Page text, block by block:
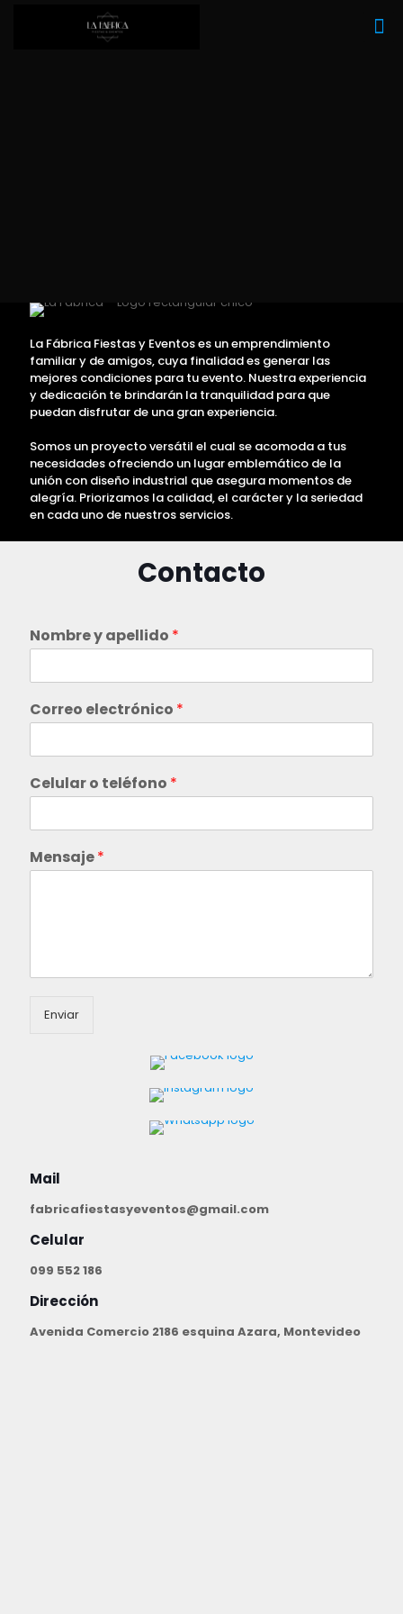
La Fábrica Fiestas y Eventos es un emprendimiento
familiar y de amigos, cuya finalidad es generar las
mejores condiciones para tu evento. Nuestra experiencia
y dedicación te brindarán la tranquilidad para que
puedan disfrutar de una gran experiencia.
Somos un proyecto versátil el cual se acomoda a tus
necesidades ofreciendo un lugar emblemático de la
unión con diseño industrial que asegura momentos de
alegría. Priorizamos la calidad, el carácter y la seriedad
en cada uno de nuestros servicios.
Contacto
Nombre y apellido *
Correo electrónico *
Celular o teléfono *
Mensaje*
Enviar
Mail
fabricafiestasyeventos@gmail.com
Celular
099 552 186
Dirección
Avenida Comercio 2186 esquina Azara, Montevideo